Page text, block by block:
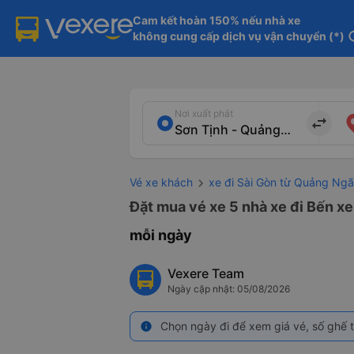
Cam kết hoàn 150% nếu nhà xe
không cung cấp dịch vụ vận chuyển (*)
Nơi xuất phát
import_export
Vé xe khách xe đi Sài Gòn từ Quảng
Đặt mua vé xe 5 nhà xe đi Bến
mỗi ngày
Vexere Team
Ngày cập nhật: 05/08/2026
info Chọn ngày đi để xem giá vé, số